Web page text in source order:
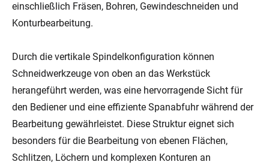
einschließlich Fräsen, Bohren, Gewindeschneiden und
Konturbearbeitung.
Durch die vertikale Spindelkonfiguration können
Schneidwerkzeuge von oben an das Werkstück
herangeführt werden, was eine hervorragende Sicht für
den Bediener und eine effiziente Spanabfuhr während der
Bearbeitung gewährleistet. Diese Struktur eignet sich
besonders für die Bearbeitung von ebenen Flächen,
Schlitzen, Löchern und komplexen Konturen an